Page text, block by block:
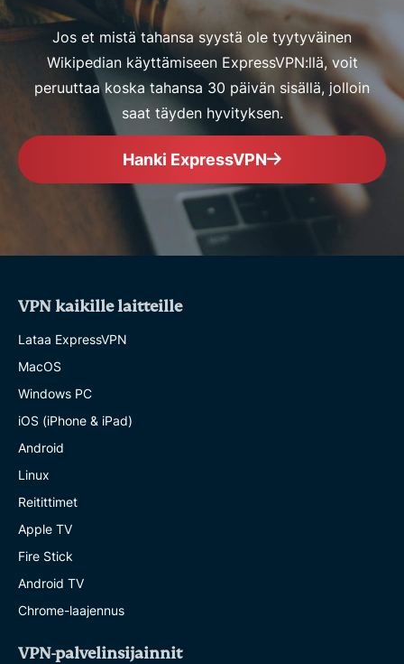
Jos et mistä tahansa syystä ole tyytyväinen
Wikipedian käyttämiseen ExpressVPN:llä, voit
peruuttaa koska tahansa 30 päivän sisällä, jolloin
saat täyden hyvityksen.
Hanki ExpressVPN
VPN kaikille laitteille
Lataa ExpressVPN
MacOS
Windows PC
iOS (iPhone & iPad)
Android
Linux
Reitittimet
Apple TV
Fire Stick
Android TV
Chrome-laajennus
VPN-palvelinsijainnit